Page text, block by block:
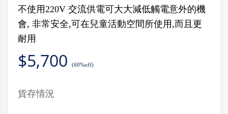
不使用220V 交流供電可大大減低觸電意外的機
會, 非常安全,可在兒童活動空間所使用,而且更
耐用
$5,700 (60%off)
貨存情況